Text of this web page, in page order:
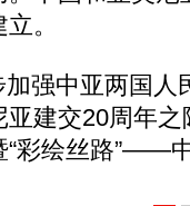
。
中亚两国人
亚建交20周年
“彩绘丝路”——